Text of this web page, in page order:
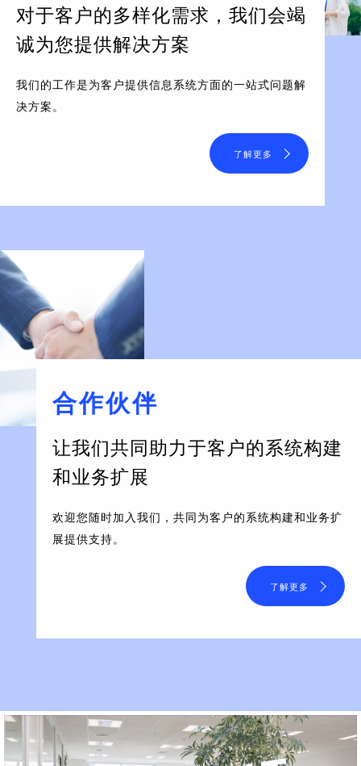
对于客户的多样化需求， 我们会竭
诚为您提供解决方案
我们的工作是为客户提供信息系统方面的一站式问题解
决方案。
了解更多
合作伙伴
让我们共同助力于客户的系统构建
和业务扩展
欢迎您随时加入我们，共同为客户的系统构建和业务扩
展提供支持。
了解更多